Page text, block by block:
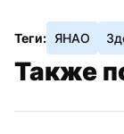
Теги: ЯНАО
Также